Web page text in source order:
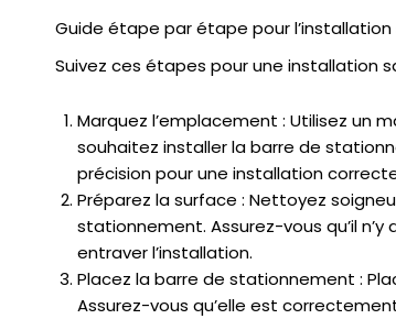
Guide étape par étape pour
Suivez ces étapes pour une installation
Marquez l’emplacement : Utilisez un
souhaitez installer la barre de
précision pour une installation
Préparez la surface : Nettoyez
stationnement. Assurez-vous qu’il
entraver l’installation.
Placez la barre de stationnement :
Assurez-vous qu’elle est